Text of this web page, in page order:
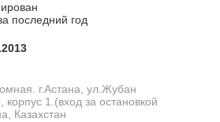
последний год
г.Астана, ул.Жубан
1.(вход за остановкой
Казахстан